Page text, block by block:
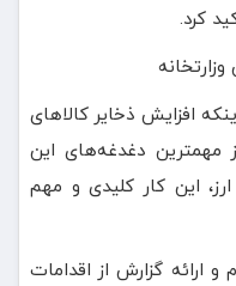
کرد.
‌افزایش ذخایر کالاهای
دغدغه‌های این
این کار کلیدی و مهم
ارائه گزارش از اقدامات